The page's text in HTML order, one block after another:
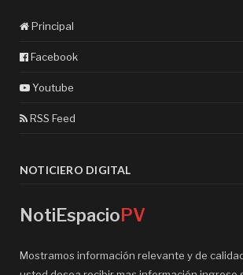
Principal
Facebook
Youtube
RSS Feed
NOTICIERO DIGITAL
NotiEspacioPV
Mostramos información relevante y de